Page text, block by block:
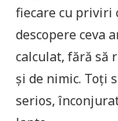
fiecare cu priviri
descopere ceva
calculat, fără să
și de nimic. Toți
serios,